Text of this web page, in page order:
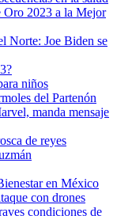
2023 a la Mejor
Norte: Joe Biden se
niños
del Partenón
manda mensaje
de reyes
en México
con drones
condiciones de